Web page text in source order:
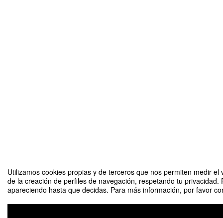
Utilizamos cookies propias y de terceros que nos permiten medir
de la creación de perfiles de navegación, respetando tu
apareciendo hasta que decidas. Para más información, por favor